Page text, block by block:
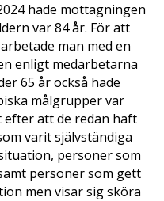
hade mottagningen
var 84 år. För att
man med en
enligt medarbetarna
65 år också hade
målgrupper var
att de redan haft
varit självständiga
personer som
personer som gett
men visar sig sköra